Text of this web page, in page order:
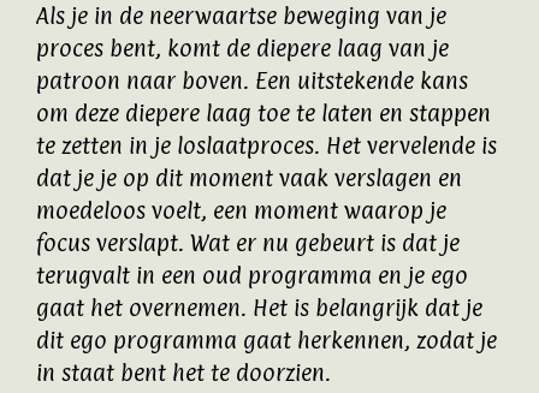
Als je in de neerwaartse beweging van je
proces bent, komt de diepere laag van je
patroon naar boven. Een uitstekende kans
om deze diepere laag toe te laten en stappen
te zetten in je loslaatproces. Het vervelende is
dat je je op dit moment vaak verslagen en
moedeloos voelt, een moment waarop je
focus verslapt. Wat er nu gebeurt is dat je
terugvalt in een oud programma en je ego
gaat het overnemen. Het is belangrijk dat je
dit ego programma gaat herkennen, zodat je
in staat bent het te doorzien.